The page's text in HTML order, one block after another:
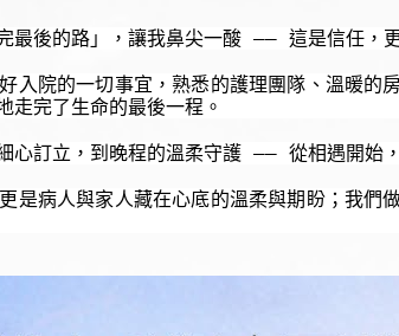
最後的路」，讓我鼻尖一酸 —— 這是信任，
入院的一切事宜，熟悉的護理團隊、溫暖
走完了生命的最後一程。
心訂立，到晚程的溫柔守護 —— 從相遇開始
是病人與家人藏在心底的溫柔與期盼；我